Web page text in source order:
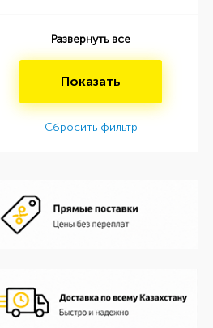
Развернуть все
Показать
Сбросить фильтр